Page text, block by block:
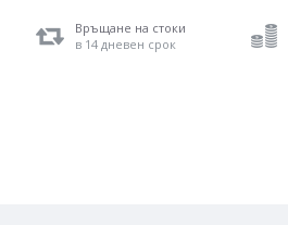
Връщане на стоки
в 14 дневен срок